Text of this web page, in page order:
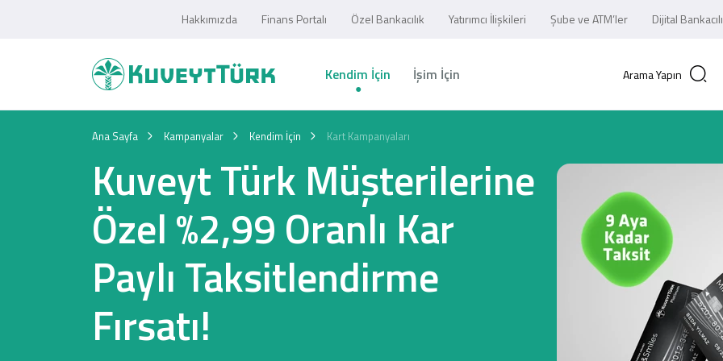
Hakkımızda Finans Portalı Özel Bankacılık Yatırımcı İlişkileri Şube ve ATM’ler Dijital
Kendim İçin İşim İçin Arama Yapın
Ana Sayfa Kampanyalar Kendim İçin Kart Kampanyaları
Kuveyt Türk Müşterilerine
Özel %2,99 Oranlı Kar
Paylı Taksitlendirme
Fırsatı!